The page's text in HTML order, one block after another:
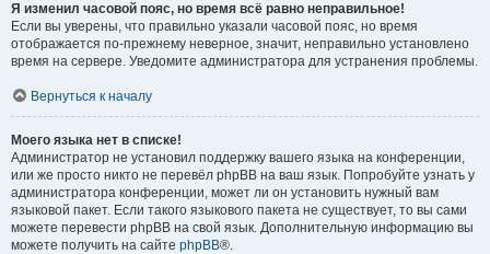
Я изменил часовой пояс, но время всё равно неправильное!
Если вы уверены, что правильно указали часовой пояс, но время
отображается по-прежнему неверное, значит, неправильно установлено
время на сервере. Уведомите администратора для устранения проблемы.
Вернуться к началу
Моего языка нет в списке!
Администратор не установил поддержку вашего языка на конференции,
или же просто никто не перевёл phpBB на ваш язык. Попробуйте узнать у
администратора конференции, может ли он установить нужный вам
языковой пакет. Если такого языкового пакета не существует, то вы сами
можете перевести phpBB на свой язык. Дополнительную информацию вы
можете получить на сайте phpBB®.